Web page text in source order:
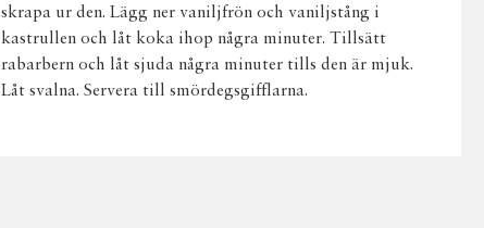
skrapa ur den. Lägg ner vaniljfrön och vaniljstång i
kastrullen och låt koka ihop några minuter. Tillsätt
rabarbern och låt sjuda några minuter tills den är mjuk.
Låt svalna. Servera till smördegsgifflarna.